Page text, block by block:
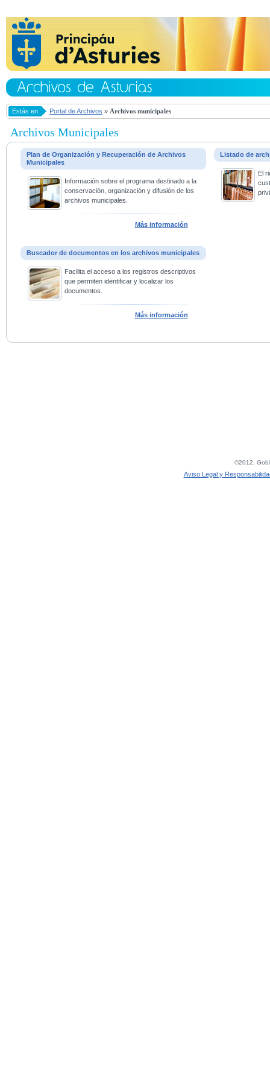
Estás en Portal de Archivos » Archivos municipales
Archivos Municipales
Plan de Organización y Recuperación de Archivos
Municipales
Información sobre el programa destinado a la
conservación, organización y difusión de los
archivos municipales.
Más información
Listado de
El
Buscador de documentos en los archivos municipales
Facilita el acceso a los registros descriptivos
que permiten identificar y localizar los
documentos.
Más información
©2012,
Aviso Legal y